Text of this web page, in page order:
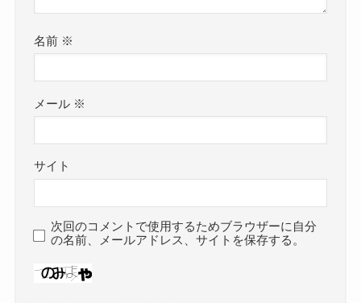
名前 ※
メール ※
サイト
次回のコメントで使用するためブラウザーに自分
の名前、メールアドレス、サイトを保存する。